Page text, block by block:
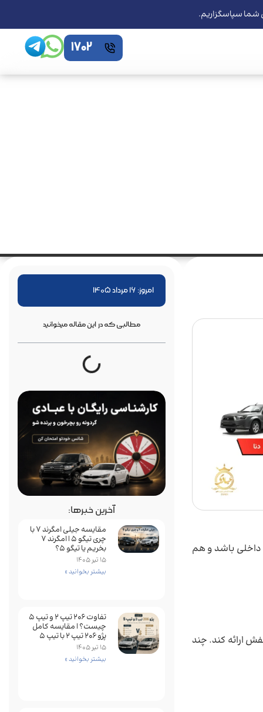
شما سپاسگزاریم.
1702
داخلی باشد و هم
ارائه کند. چند
امروز: 16 مرداد 1405
آخرین خبرها:
مقایسه جیلی امگرند 7 با
چری تیگو 5 | امگرند 7
بخریم یا تیگو 5؟
15 تیر 1405
بیشتر بخوانید »
تفاوت ۲۰۶ تیپ ۲ و تیپ ۵
چیست؟ | مقایسه کامل
پژو ۲۰۶ تیپ ۲ با تیپ ۵
15 تیر 1405
بیشتر بخوانید »
مطالبی که در این مقاله میخوانید